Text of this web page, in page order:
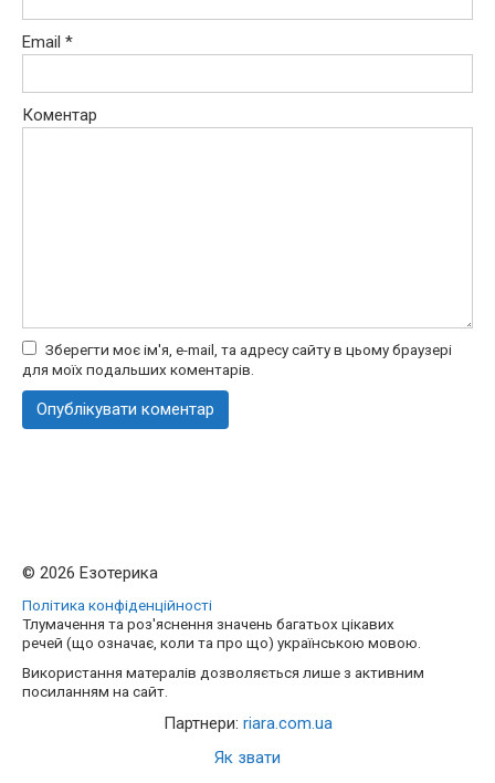
Email *
Коментар
Зберегти моє ім'я, e-mail, та адресу сайту в цьому браузері
для моїх подальших коментарів.
© 2026 Езотерика
Політика конфіденційності
Тлумачення та роз'яснення значень багатьох цікавих
речей (що означає, коли та про що) українською мовою.
Використання матералів дозволяється лише з активним
посиланням на сайт.
Партнери: riara.com.ua
Як звати